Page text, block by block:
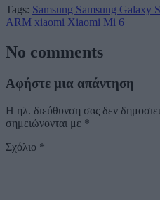
Tags: Samsung Samsung Galaxy
ARM xiaomi Xiaomi Mi 6
No comments
Αφήστε μια απάντηση
Η ηλ. διεύθυνση σας δεν
σημειώνονται με *
Σχόλιο *